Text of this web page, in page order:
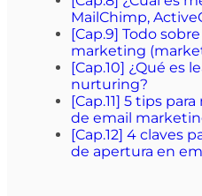
MailChimp,
[Cap.9] Todo
marketing
[Cap.10] ¿Qué es
nurturing?
[Cap.11] 5 tips
de email
[Cap.12] 4 claves
de apertura en